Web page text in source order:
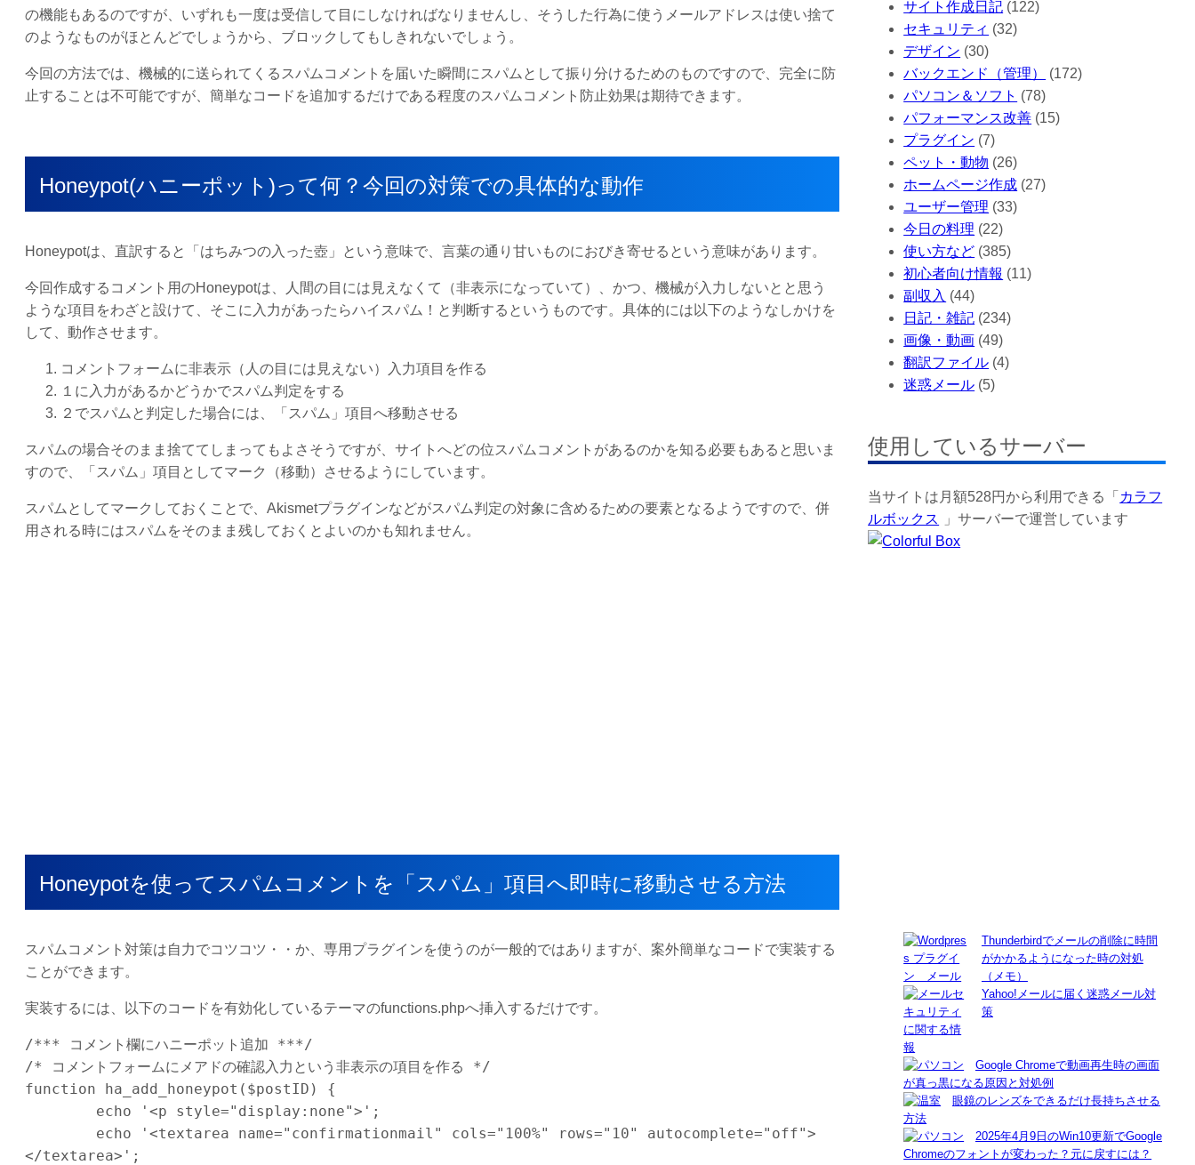
の機能もあるのですが、いずれも一度は受信して目にしなければなりませんし、そうした行為に使うメールアドレスは使い捨て
のようなものがほとんどでしょうから、ブロックしてもしきれないでしょう。
今回の方法では、機械的に送られてくるスパムコメントを届いた瞬間にスパムとして振り分けるためのものですので、完全に防
止することは不可能ですが、簡単なコードを追加するだけである程度のスパムコメント防止効果は期待できます。
Honeypot(ハニーポット)って何？今回の対策での具体的な動作
Honeypotは、直訳すると「はちみつの入った壺」という意味で、言葉の通り甘いものにおびき寄せるという意味があります。
今回作成するコメント用のHoneypotは、人間の目には見えなくて（非表示になっていて）、かつ、機械が入力しないとと思う
ような項目をわざと設けて、そこに入力があったらハイスパム！と判断するというものです。具体的には以下のようなしかけを
して、動作させます。
コメントフォームに非表示（人の目には見えない）入力項目を作る
１に入力があるかどうかでスパム判定をする
２でスパムと判定した場合には、「スパム」項目へ移動させる
スパムの場合そのまま捨ててしまってもよさそうですが、サイトへどの位スパムコメントがあるのかを知る必要もあると思いま
すので、「スパム」項目としてマーク（移動）させるようにしています。
スパムとしてマークしておくことで、Akismetプラグインなどがスパム判定の対象に含めるための要素となるようですので、併
用される時にはスパムをそのまま残しておくとよいのかも知れません。
Honeypotを使ってスパムコメントを「スパム」項目へ即時に移動させる方法
スパムコメント対策は自力でコツコツ・・か、専用プラグインを使うのが一般的ではありますが、案外簡単なコードで実装する
ことができます。
実装するには、以下のコードを有効化しているテーマのfunctions.phpへ挿入するだけです。
/*** コメント欄にハニーポット追加 ***/
/* コメントフォームにメアドの確認入力という非表示の項目を作る */
function ha_add_honeypot($postID) {
</textarea>';
サイト作成日記 (122)
セキュリティ (32)
デザイン (30)
バックエンド（管理）
(172)
パソコン＆ソフト (78)
パフォーマンス改善 (15)
プラグイン (7)
ペット・動物 (26)
ホームページ作成 (27)
ユーザー管理 (33)
今日の料理 (22)
使い方など (385)
初心者向け情報 (11)
副収入 (44)
日記・雑記 (234)
画像・動画 (49)
翻訳ファイル (4)
迷惑メール (5)
使用しているサーバー
当サイトは月額528円から利用できる「 カラフ
ルボックス
」サーバーで運営しています
Thunderbirdでメールの削除に時間
がかかるようになった時の対処
（メモ）
Yahoo!メールに届く迷惑メール対
策
Google Chromeで動画再生時の画面
が真っ黒になる原因と対処例
眼鏡のレンズをできるだけ長持ちさせる
方法
2025年4月9日のWin10更新でGoogle
Chromeのフォントが変わった？元に戻すには？